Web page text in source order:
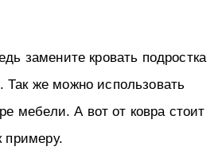
замените кровать подростка
же можно использовать
мебели. А вот от ковра стоит
примеру.